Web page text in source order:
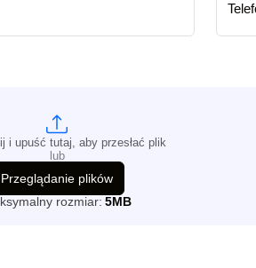
i upuść tutaj, aby przesłać plik
lub
Przeglądanie plików
rozmiar: 5MB